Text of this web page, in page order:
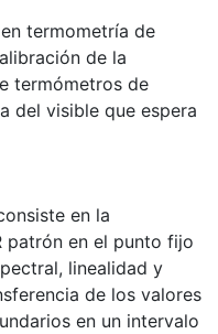
termometría de
de la
termómetros de
del visible que espera
en la
patrón en el punto fijo
linealidad y
de los valores
en un intervalo